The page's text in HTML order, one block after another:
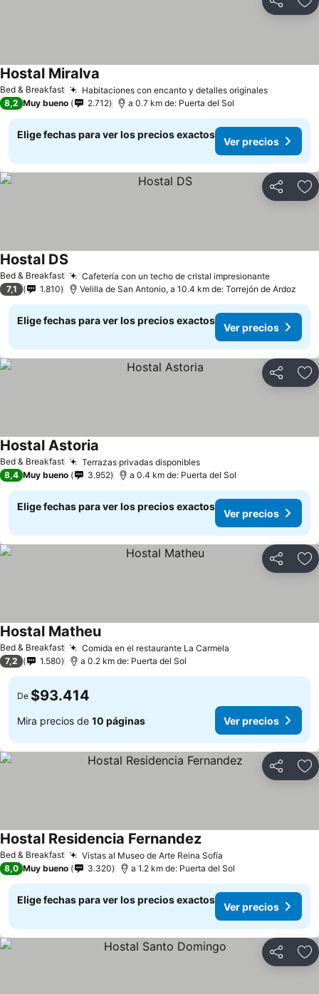
Compartir
Bed & Breakfast Habitaciones con encanto y detalles originalesVer
Hostal Miralva
8,2 Muy bueno 2.712 a 0.7 km de: Puerta del Sol
Elige fechas para ver los precios exactos
Ver precios
Compartir
Bed & Breakfast Cafetería con un techo de cristal impresionanteVer
Hostal DS
7,1 1.810 Velilla de San Antonio, a 10.4 km de: Torrejón de Ardoz
Elige fechas para ver los precios exactos
Ver precios
Compartir
Bed & Breakfast Terrazas privadas disponiblesVer precios
Hostal Astoria
8,4 Muy bueno 3.952 a 0.4 km de: Puerta del Sol
Elige fechas para ver los precios exactos
Ver precios
Compartir
Bed & Breakfast Comida en el restaurante La Carmela
Hostal MatheuVer precios
7,2 1.580 a 0.2 km de: Puerta del Sol
De $93.414
Mira precios de 10 páginas Ver precios
Compartir
Bed & Breakfast Vistas al Museo de Arte Reina Sofía
Hostal Residencia FernandezVer precios
8,0 Muy bueno 3.320 a 1.2 km de: Puerta del Sol
Elige fechas para ver los precios exactos
Ver precios
Compartir